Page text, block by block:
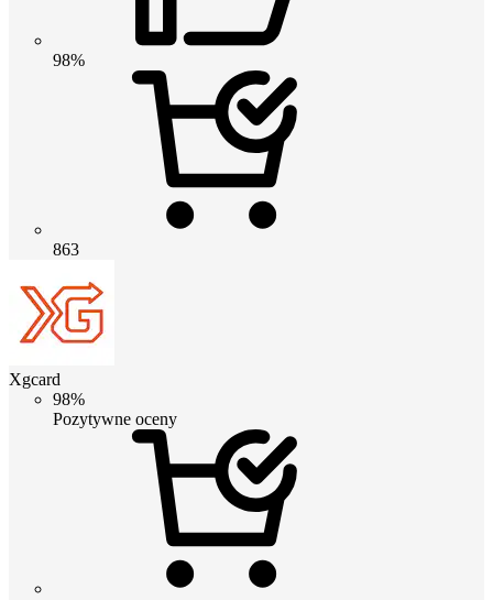
98%
863
Xgcard
98%
Pozytywne oceny